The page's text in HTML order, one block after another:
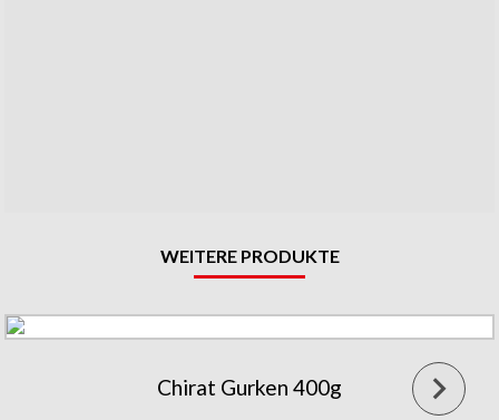
WEITERE PRODUKTE
Chirat Gurken 400g